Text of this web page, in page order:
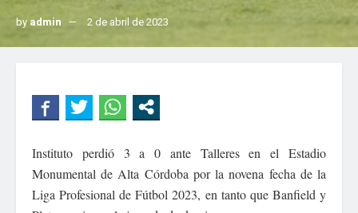
by admin 2 de abril de 2023
Instituto perdió 3 a 0 ante Talleres en el Estadio
Monumental de Alta Córdoba por la novena fecha de la
Liga Profesional de Fútbol 2023, en tanto que Banfield y